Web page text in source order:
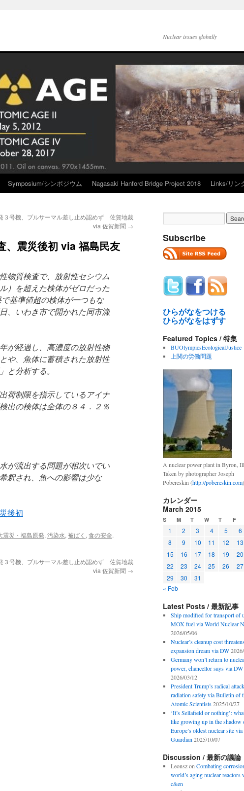
Nuclear issues globally
Symposium/シンポジウム Nagasaki Hanford Bridge Project 2018 Links/リン
３号機、プルサーマル差し止め認めず 佐賀地裁
via 佐賀新聞 →
震災後初 via 福島民友
物質検査で、放射性セシウム
）を超えた検体がゼロだった
基準値超の検体が一つもな
、いわき市で開かれた同市漁
が経過し、高濃度の放射性物
や、魚体に蓄積された放射性
と分析する。
荷制限を指示しているアイナ
出の検体は全体の８４．２％
が流出する問題が相次いでい
釈され、魚への影響は少な
後初
震災・福島原発, 汚染水, 被ばく , 食の安全.
３号機、プルサーマル差し止め認めず 佐賀地裁
via 佐賀新聞 →
Subscribe
ひらがなをつける
ひらがなをはずす
Featured Topics / 特集
BUOlympicsEcologicalJustice
上関の労働問題
A nuclear power plant in Byron,
Taken by photographer Joseph
Pobereskin (http://pobereskin.com
カレンダー
March 2015
S M T W T F
1 2 3 4 5 6
8
9 10 11 12 13
15
16 17 18 19 20
22
23 24 25 26 27
29
30
31
« Feb
Latest Posts / 最新記事
Ship modified for transport of
MOX fuel via World Nuclear
2026/05/06
Nuclear’s cleanup cost
expansion dream via DW
Germany won’t return to
power, chancellor says via DW
2026/03/12
President Trump’s radical
radiation safety via Bulletin of
Atomic Scientists 2025/10/27
‘It’s Sellafield or nothing’:
like growing up in the shadow
Europe’s oldest nuclear site via
Guardian 2025/10/07
Discussion / 最新の議論
Leonszon Combating
world’s aging nuclear reactors
c&en